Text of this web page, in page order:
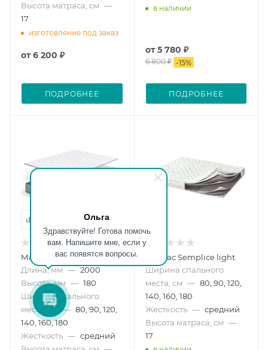
Ольга
Здравствуйте! Готова помочь
вам. Напишите мне, если у
вас появятся вопросы.
Высота матраса, см —
17
изготовление под заказ
от6 200 ₽
ПОДРОБНЕЕ
в наличии
от5 780 ₽
6 800 ₽ -15%
ПОДРОБНЕЕ
Матрас Arno
Длина, мм — 2000
Высота, мм — 180
Ширина спального
места, см
— 80, 90, 120,
140, 160, 180
Жесткость — средний
Матрас Semplice light
Ширина спального
места, см — 80, 90, 120,
140, 160, 180
Жесткость — средний
Высота матраса, см —
17